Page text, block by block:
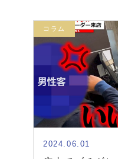
コラム
2024.06.01